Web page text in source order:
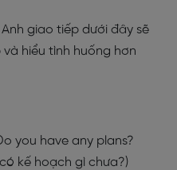
giao tiếp dưới đây sẽ
hiểu tình huống hơn
you have any plans?
kế hoạch gì chưa?)